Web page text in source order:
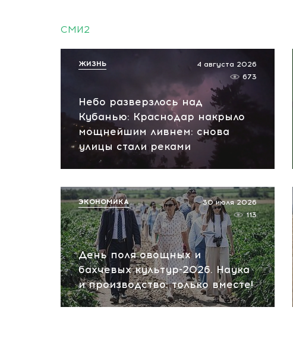
СМИ2
Небо разверзлось над
Кубанью: Краснодар накрыло
мощнейшим ливнем: снова
улицы стали реками
4 августа 2026
673
ЖИЗНЬ
День поля овощных и
бахчевых культур-2026. Наука
и производство: только вместе!
30 июля 2026
113
ЭКОНОМИКА